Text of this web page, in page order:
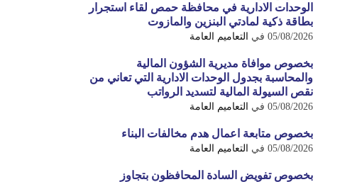
الوحدات الادارية في محافظة حمص لقاء استجرار
بطاقة ذكية لمادتي البنزين والمازوت
05/08/2026 في التعاميم العامة
بخصوص موافاة مديرية الشؤون المالية
والمحاسبة بجدول الوحدات الادارية التي تعاني من
نقص السيولة المالية لتسديد الرواتب
05/08/2026 في التعاميم العامة
بخصوص متابعة اعمال هدم مخالفات البناء
05/08/2026 في التعاميم العامة
بخصوص تفويض السادة المحافظون بتجاوز